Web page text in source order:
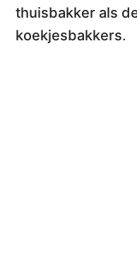
thuisbakker als
koekjesbakkers.